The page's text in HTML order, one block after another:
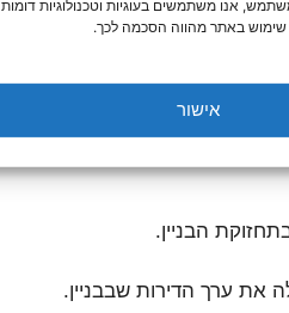
אנו משתמשים בעוגיות וטכנולוגיות דומות
באתר מהווה הסכמה לכך.
אישור
החיצונית.
הבניין.
את ערך הדירות שבבניין.